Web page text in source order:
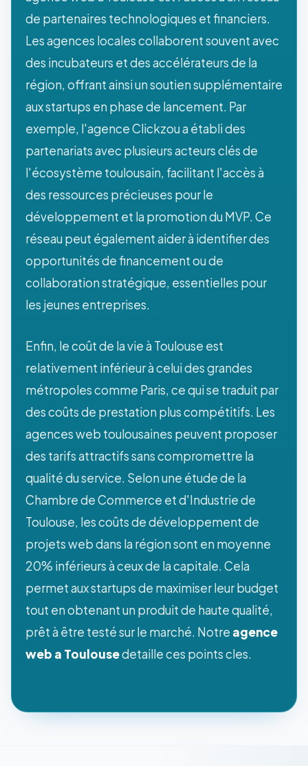
de partenaires technologiques et financiers.
Les agences locales collaborent souvent avec
des incubateurs et des accélérateurs de la
région, offrant ainsi un soutien supplémentaire
aux startups en phase de lancement. Par
exemple, l'agence Clickzou a établi des
partenariats avec plusieurs acteurs clés de
l'écosystème toulousain, facilitant l'accès à
des ressources précieuses pour le
développement et la promotion du MVP. Ce
réseau peut également aider à identifier des
opportunités de financement ou de
collaboration stratégique, essentielles pour
les jeunes entreprises.
Enfin, le coût de la vie à Toulouse est
relativement inférieur à celui des grandes
métropoles comme Paris, ce qui se traduit par
des coûts de prestation plus compétitifs. Les
agences web toulousaines peuvent proposer
des tarifs attractifs sans compromettre la
qualité du service. Selon une étude de la
Chambre de Commerce et d'Industrie de
Toulouse, les coûts de développement de
projets web dans la région sont en moyenne
20% inférieurs à ceux de la capitale. Cela
permet aux startups de maximiser leur budget
tout en obtenant un produit de haute qualité,
prêt à être testé sur le marché. Notre agence
web a Toulousedetaille ces points cles.